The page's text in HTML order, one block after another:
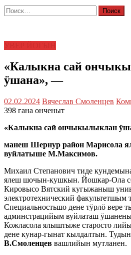
Найти:
«Калыкна сай
ӱшана», —
02.02.2024 Вячеслав Смоленцев
398 гана онченыт
«Калыкна сай ончыкылыклан
манеш Шернур район Марисола
вуйлатыше М.Максимов.
Михаил Степанович тиде
ялеш шочын-кушкын. Йошкар-Ола
Кировысо Вятский кугыжаныш
электротехнический факультетшым
Специальностьшо дене тӱрлӧ вере
админстрацийым вуйлаташ
Кожласола ялыштыже старосто
дене кунар-гынат кылдалтын.
В.Смоленцев вашлийын мутланен.